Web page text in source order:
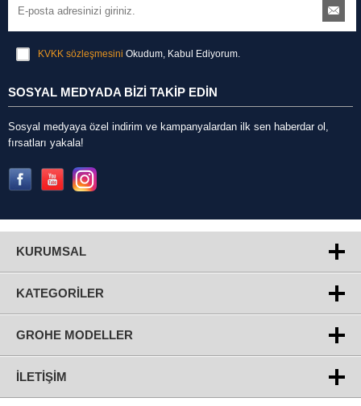
KVKK sözleşmesini Okudum, Kabul Ediyorum.
SOSYAL MEDYADA BİZİ TAKİP EDİN
Sosyal medyaya özel indirim ve kampanyalardan ilk sen haberdar ol,
fırsatları yakala!
KURUMSAL
KATEGORILER
GROHE MODELLER
İLETIŞIM